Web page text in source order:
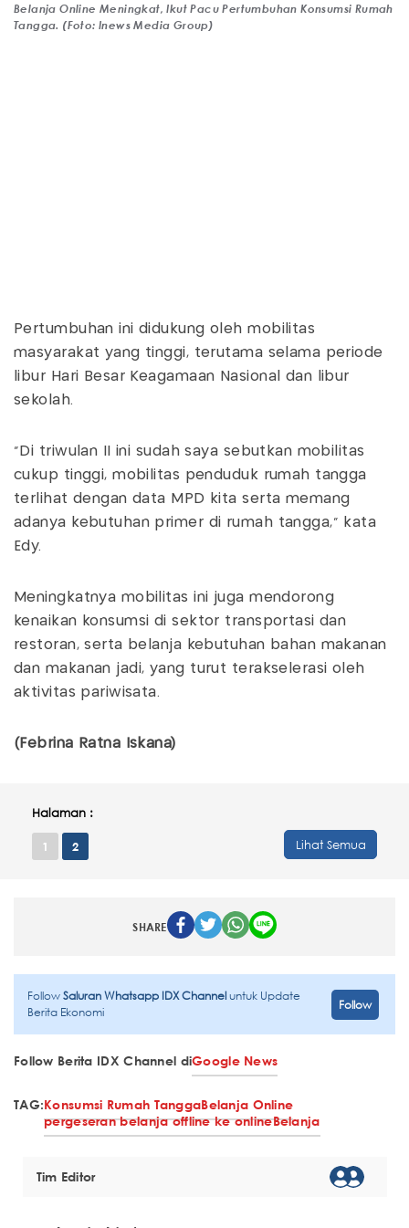
Belanja Online Meningkat, Ikut Pacu Pertumbuhan Konsumsi Rumah
Tangga. (Foto: Inews Media Group)
Pertumbuhan ini didukung oleh mobilitas
masyarakat yang tinggi, terutama selama periode
libur Hari Besar Keagamaan Nasional dan libur
sekolah.
"Di triwulan II ini sudah saya sebutkan mobilitas
cukup tinggi, mobilitas penduduk rumah tangga
terlihat dengan data MPD kita serta memang
adanya kebutuhan primer di rumah tangga," kata
Edy.
Meningkatnya mobilitas ini juga mendorong
kenaikan konsumsi di sektor transportasi dan
restoran, serta belanja kebutuhan bahan makanan
dan makanan jadi, yang turut terakselerasi oleh
aktivitas pariwisata.
(Febrina Ratna Iskana)
Halaman :
1 2 Lihat Semua
SHARE
FollowSaluran Whatsapp IDX Channeluntuk Update
Berita Ekonomi
Follow
Follow Berita IDX Channel diGoogle News
TAG:Konsumsi Rumah TanggaBelanja Online
pergeseran belanja offline ke onlineBelanja
Tim Editor